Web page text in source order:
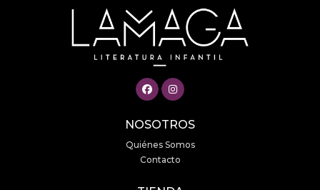
NOSOTROS
Quiénes Somos
Contacto